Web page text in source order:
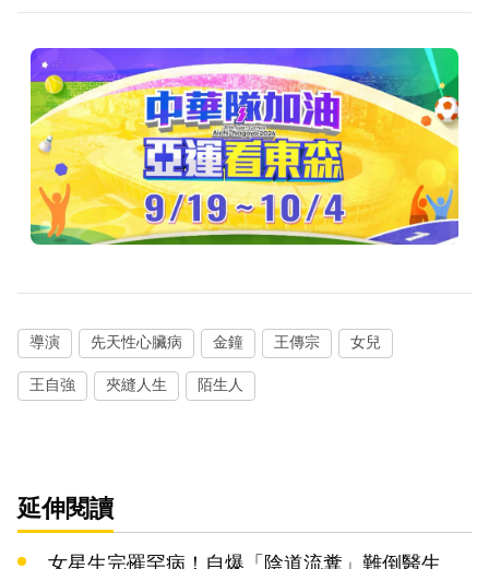
導演 先天性心臟病 金鐘 王傳宗 女兒
王自強 夾縫人生 陌生人
延伸閱讀
女星生完罹罕病！自爆「陰道流糞」難倒醫生